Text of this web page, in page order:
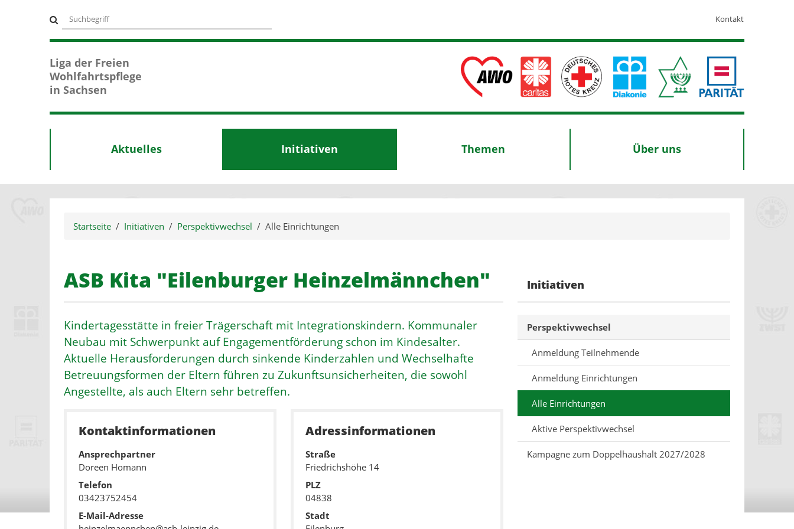
Suche
Suchbegriff Kontakt
Liga der Freien
Wohlfahrtspflege
in Sachsen
Aktuelles Initiativen Themen Über uns
Startseite Initiativen Perspektivwechsel Alle Einrichtungen
ASB Kita "Eilenburger Heinzelmännchen"
Kindertagesstätte in freier Trägerschaft mit Integrationskindern. Kommunaler
Neubau mit Schwerpunkt auf Engagementförderung schon im Kindesalter.
Aktuelle Herausforderungen durch sinkende Kinderzahlen und Wechselhafte
Betreuungsformen der Eltern führen zu Zukunftsunsicherheiten, die sowohl
Angestellte, als auch Eltern sehr betreffen.
Kontaktinformationen
Ansprechpartner
Doreen Homann
Telefon
03423752454
E-Mail-Adresse
Adressinformationen
Straße
Friedrichshöhe 14
PLZ
04838
Stadt
Initiativen
Perspektivwechsel
Anmeldung Teilnehmende
Anmeldung Einrichtungen
Alle Einrichtungen
Aktive Perspektivwechsel
Kampagne zum Doppelhaushalt 2027/2028